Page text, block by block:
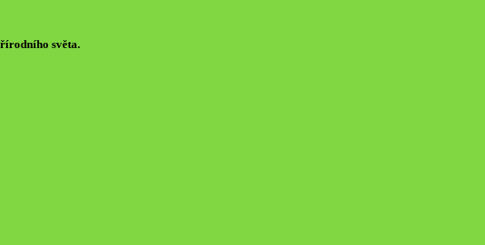
světa.